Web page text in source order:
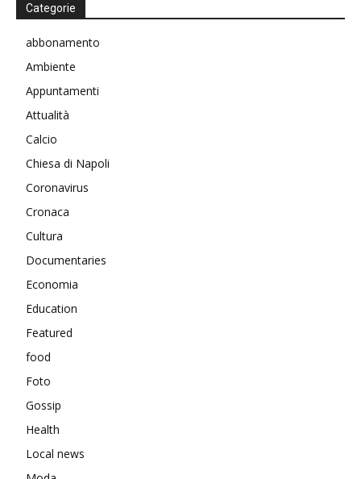
Categorie
abbonamento
Ambiente
Appuntamenti
Attualità
Calcio
Chiesa di Napoli
Coronavirus
Cronaca
Cultura
Documentaries
Economia
Education
Featured
food
Foto
Gossip
Health
Local news